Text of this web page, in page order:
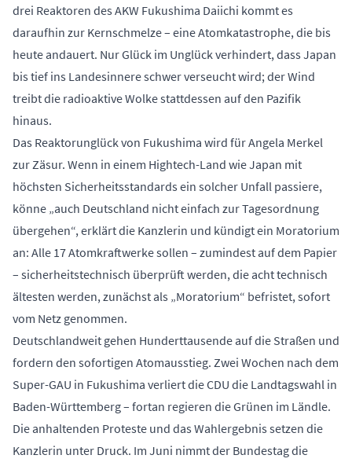
drei Reaktoren des AKW Fukushima Daiichi kommt es
daraufhin zur Kernschmelze – eine Atomkatastrophe, die bis
heute andauert. Nur Glück im Unglück verhindert, dass Japan
bis tief ins Landesinnere schwer verseucht wird; der Wind
treibt die radioaktive Wolke stattdessen auf den Pazifik
hinaus.
Das Reaktorunglück von Fukushima wird für Angela Merkel
zur Zäsur. Wenn in einem Hightech-Land wie Japan mit
höchsten Sicherheitsstandards ein solcher Unfall passiere,
könne „auch Deutschland nicht einfach zur Tagesordnung
übergehen“, erklärt die Kanzlerin und kündigt ein Moratorium
an: Alle 17 Atomkraftwerke sollen – zumindest auf dem Papier
– sicherheitstechnisch überprüft werden, die acht technisch
ältesten werden, zunächst als „Moratorium“ befristet, sofort
vom Netz genommen.
Deutschlandweit gehen Hunderttausende auf die Straßen und
fordern den sofortigen Atomausstieg. Zwei Wochen nach dem
Super-GAU in Fukushima verliert die CDU die Landtagswahl in
Baden-Württemberg – fortan regieren die Grünen im Ländle.
Die anhaltenden Proteste und das Wahlergebnis setzen die
Kanzlerin unter Druck. Im Juni nimmt der Bundestag die